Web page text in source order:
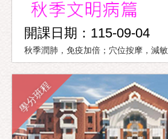
開課日期：115-09-04
秋季潤肺，免疫加倍；穴位按摩，減
學分班程